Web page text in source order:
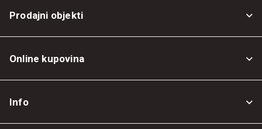
Prodajni objekti
Online kupovina
Info